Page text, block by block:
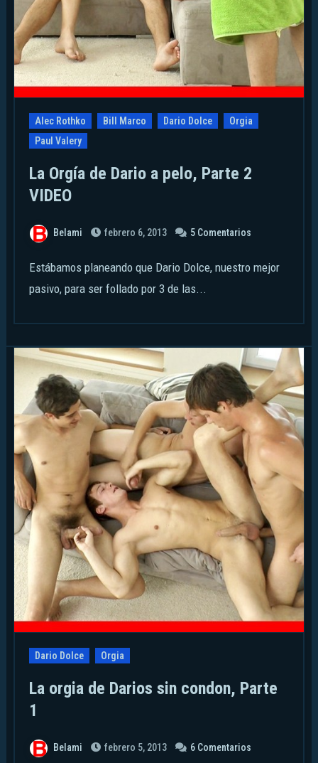
Alec Rothko Bill Marco Dario Dolce
Orgia
Paul Valery
La Orgía de Dario a pelo, Parte 2
VIDEO
Belami febrero 6, 2013 5 Comentarios
Estábamos planeando que Dario Dolce, nuestro mejor
pasivo, para ser follado por 3 de las...
Dario Dolce Orgia
La orgia de Darios sin condon, Parte
1
Belami febrero 5, 2013 6 Comentarios